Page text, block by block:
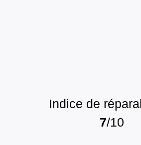
Indice de
7/10